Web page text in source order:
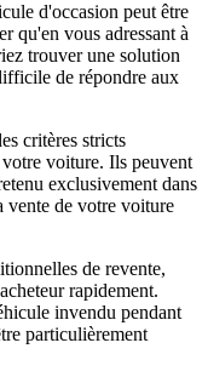
d'occasion peut être
qu'en vous adressant à
trouver une solution
de répondre aux
critères stricts
voiture. Ils peuvent
exclusivement dans
vente de votre voiture
de revente,
rapidement.
invendu pendant
particulièrement